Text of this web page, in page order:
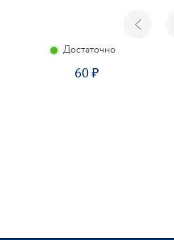
Достаточно
60